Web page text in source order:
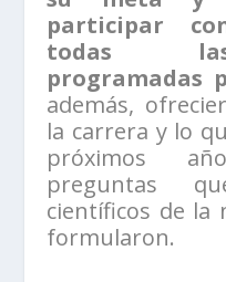
participar
todas
programadas
además,
la carrera y lo
próximos
preguntas
científicos de la
formularon.